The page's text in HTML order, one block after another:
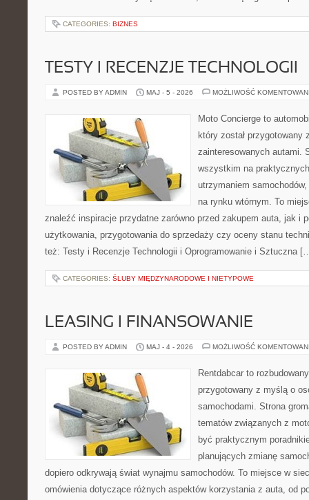
CATEGORIES: BIZNES
TESTY I RECENZJE TECHNOLOGII
POSTED BY ADMIN MAJ - 5 - 2026 MOŻLIWOŚĆ
Moto Concierge to
który został przygotowany
zainteresowanych autami.
wszystkim na
utrzymaniem
na rynku wtórnym. To
znaleźć inspiracje przydatne zarówno przed zakupem auta, jak i
użytkowania, przygotowania do sprzedaży czy oceny stanu
też: Testy i Recenzje Technologii i Oprogramowanie i Sztuczna
CATEGORIES: ŚLUBY MIĘDZYNARODOWE I NIETYPOWE
LEASING I FINANSOWANIE
POSTED BY ADMIN MAJ - 4 - 2026 MOŻLIWOŚĆ
Rentdabcar to
przygotowany z myślą o
samochodami. Strona
tematów związanych z
być praktycznym
planujących zmianę
dopiero odkrywają świat wynajmu samochodów. To miejsce w
omówienia dotyczące różnych aspektów korzystania z auta, od